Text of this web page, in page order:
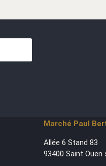
Marché Paul
Allée 6 Stand 83
93400 Saint Ouen